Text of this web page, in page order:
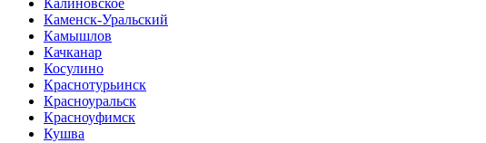
Каменск-Уральский
Камышлов
Качканар
Косулино
Краснотурьинск
Красноуральск
Красноуфимск
Кушва